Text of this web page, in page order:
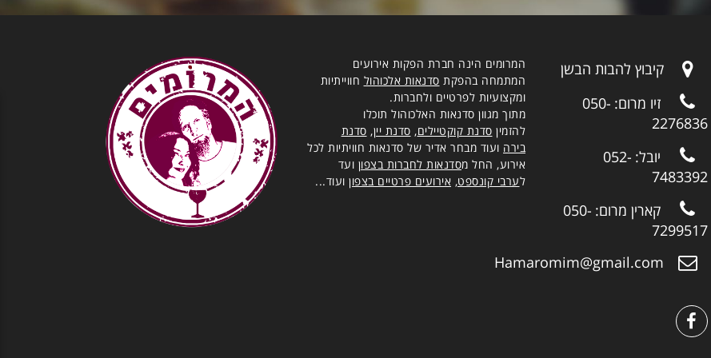
קיבוץ להבות הבשן
זיו מרום: 050-
2276836
יובל: 052-
7483392
קארין מרום: 050-
7299517
Hamaromim@gmail.com
המרומים הינה חברת הפקות אירועים
המתמחה בהפקת סדנאות אלכוהול חווייתיות
ומקצועיות לפרטיים ולחברות.
מתוך מגוון סדנאות האלכוהול תוכלו
להזמין סדנת קוקטיילים, סדנת יין, סדנת
בירה ועוד מבחר אדיר של סדנאות חוויתיות לכל
אירוע, החל מסדנאות לחברות בצפון ועד
לערבי קונספט, אירועים פרטיים בצפוןועוד...